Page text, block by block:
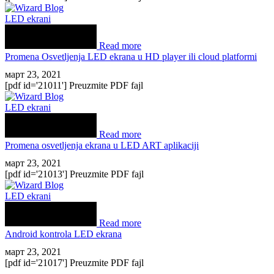
LED ekrani
Read more
Promena Osvetljenja LED ekrana u HD player ili cloud platformi
март 23, 2021
[pdf id='21011'] Preuzmite PDF fajl
LED ekrani
Read more
Promena osvetljenja ekrana u LED ART aplikaciji
март 23, 2021
[pdf id='21013'] Preuzmite PDF fajl
LED ekrani
Read more
Android kontrola LED ekrana
март 23, 2021
[pdf id='21017'] Preuzmite PDF fajl